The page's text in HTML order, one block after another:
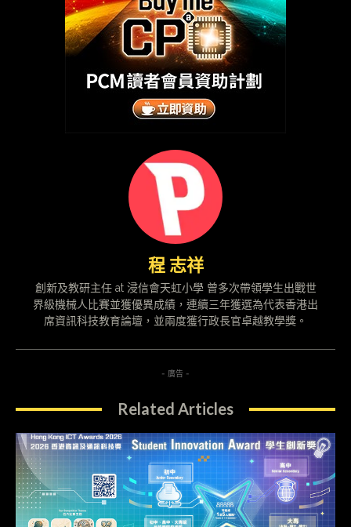
程 志祥
創新及教研主任 at 浸信會天虹小學 曾多次帶領學生出戰世
界級機械人比賽並獲優異成績，連續三年獲選為代表香港出
席資訊科技教育論壇，並兩度獲行政長官卓越教學獎。
- 廣告 -
Related Articles